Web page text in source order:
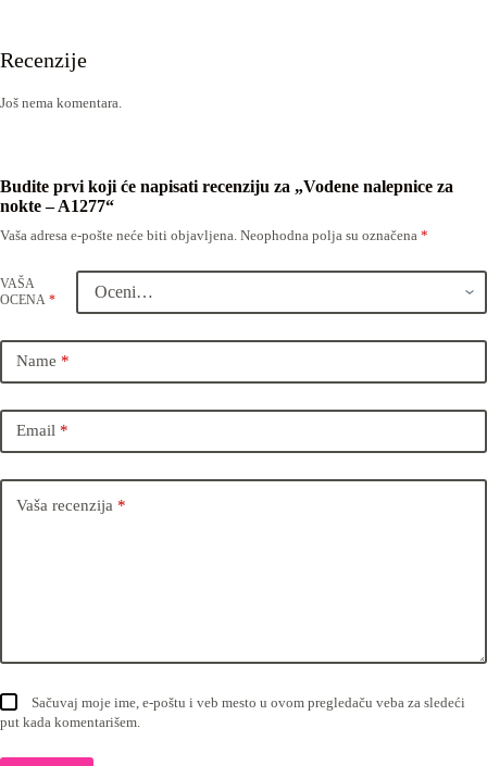
Recenzije
Još nema komentara.
Budite prvi koji će napisati recenziju za „Vodene nalepnice za
nokte – A1277“
Vaša adresa e-pošte neće biti objavljena. Neophodna polja su označena *
VAŠA
OCENA *
Name *
Email *
Vaša recenzija *
Sačuvaj moje ime, e-poštu i veb mesto u ovom pregledaču veba za sledeći
put kada komentarišem.